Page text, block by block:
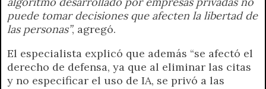
puede tomar decisiones que afecten la libertad de
las personas”, agregó.
El especialista explicó que además “se afectó el
derecho de defensa, ya que al eliminar las citas
y no especificar el uso de IA, se privó a las